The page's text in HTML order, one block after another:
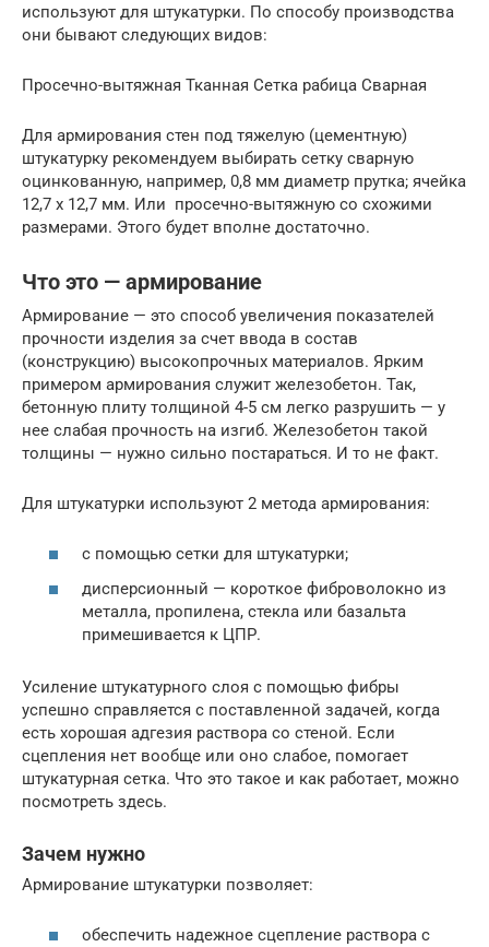
используют для штукатурки. По способу производства
они бывают следующих видов:
Просечно-вытяжная Тканная Сетка рабица Сварная
Для армирования стен под тяжелую (цементную)
штукатурку рекомендуем выбирать сетку сварную
оцинкованную, например, 0,8 мм диаметр прутка; ячейка
12,7 х 12,7 мм. Или просечно-вытяжную со схожими
размерами. Этого будет вполне достаточно.
Что это — армирование
Армирование — это способ увеличения показателей
прочности изделия за счет ввода в состав
(конструкцию) высокопрочных материалов. Ярким
примером армирования служит железобетон. Так,
бетонную плиту толщиной 4-5 см легко разрушить — у
нее слабая прочность на изгиб. Железобетон такой
толщины — нужно сильно постараться. И то не факт.
Для штукатурки используют 2 метода армирования:
с помощью сетки для штукатурки;
дисперсионный — короткое фиброволокно из
металла, пропилена, стекла или базальта
примешивается к ЦПР.
Усиление штукатурного слоя с помощью фибры
успешно справляется с поставленной задачей, когда
есть хорошая адгезия раствора со стеной. Если
сцепления нет вообще или оно слабое, помогает
штукатурная сетка. Что это такое и как работает, можно
посмотреть здесь.
Зачем нужно
Армирование штукатурки позволяет:
обеспечить надежное сцепление раствора с